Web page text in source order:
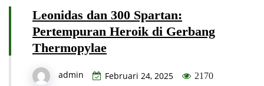
Leonidas dan 300 Spartan:
Pertempuran Heroik di Gerbang
Thermopylae
admin Februari 24, 2025 2170